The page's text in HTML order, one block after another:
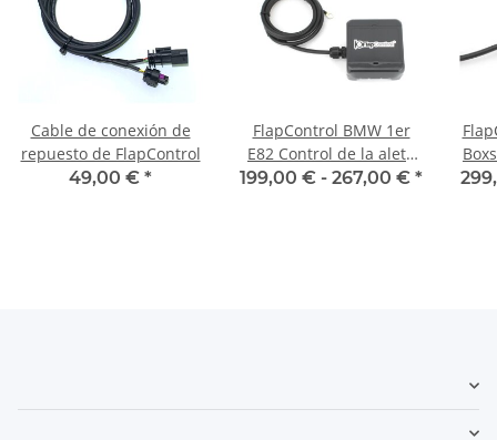
Cable de conexión de
repuesto de FlapControl
49,00 € *
FlapControl BMW 1er
E82 Control de la aleta
de escape
199,00 € - 267,00 € *
de